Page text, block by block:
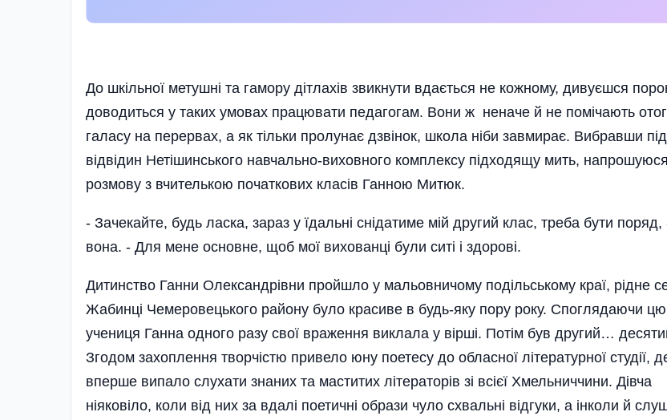
До шкільної метушні та гамору дітлахів звикнути вдається не кожному, дивуєшся
доводиться у таких умовах працювати педагогам. Вони ж неначе й не помічають
галасу на перервах, а як тільки пролунає дзвінок, школа ніби завмирає. Вибравши
відвідин Нетішинського навчально-виховного комплексу підходящу мить,
розмову з вчителькою початкових класів Ганною Митюк.
- Зачекайте, будь ласка, зараз у їдальні снідатиме мій другий клас, треба бути
вона. - Для мене основне, щоб мої вихованці були ситі і здорові.
Дитинство Ганни Олександрівни пройшло у мальовничому по­дільському краї, рідне
Жабинці Чемеровецького району було красиве в будь-яку пору року. Споглядаючи цю
учениця Ганна одного разу свої враження виклала у вірші. Потім був другий…
Згодом захоплення творчістю привело юну поетесу до обласної літературної студії,
вперше випало слухати знаних та маститих літераторів зі всієї Хмельниччини. Дівча
ніяковіло, коли від них за вдалі поетичні образи чуло схвальні відгуки, а інколи й